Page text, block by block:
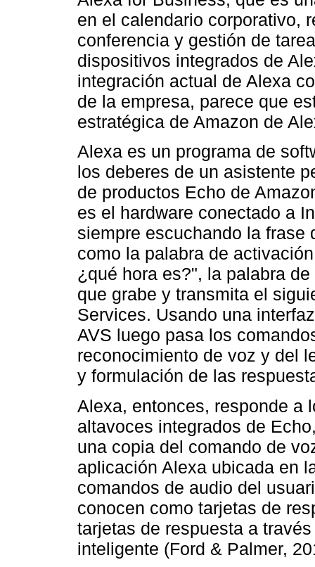
en el calendario corporativo,
conferencia y gestión de
dispositivos integrados de
integración actual de Alexa
de la empresa, parece que
estratégica de Amazon de
Alexa es un programa de
los deberes de un asistente
de productos Echo de
es el hardware conectado a
siempre escuchando la frase
como la palabra de
¿qué hora es?", la palabra
que grabe y transmita el
Services. Usando una
AVS luego pasa los
reconocimiento de voz y del
y formulación de las
Alexa, entonces, responde a
altavoces integrados de
una copia del comando de
aplicación Alexa ubicada en
comandos de audio del
conocen como tarjetas de
tarjetas de respuesta a
inteligente (Ford & Palmer,